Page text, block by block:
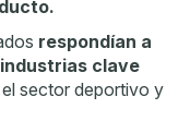
respondían a
clave
sector deportivo y